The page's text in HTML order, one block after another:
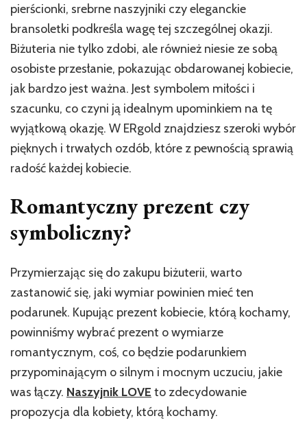
pierścionki, srebrne naszyjniki czy eleganckie
bransoletki podkreśla wagę tej szczególnej okazji.
Biżuteria nie tylko zdobi, ale również niesie ze sobą
osobiste przesłanie, pokazując obdarowanej kobiecie,
jak bardzo jest ważna. Jest symbolem miłości i
szacunku, co czyni ją idealnym upominkiem na tę
wyjątkową okazję. W ERgold znajdziesz szeroki wybór
pięknych i trwałych ozdób, które z pewnością sprawią
radość każdej kobiecie.
Romantyczny prezent czy
symboliczny?
Przymierzając się do zakupu biżuterii, warto
zastanowić się, jaki wymiar powinien mieć ten
podarunek. Kupując prezent kobiecie, którą kochamy,
powinniśmy wybrać prezent o wymiarze
romantycznym, coś, co będzie podarunkiem
przypominającym o silnym i mocnym uczuciu, jakie
was łączy. Naszyjnik LOVE to zdecydowanie
propozycja dla kobiety, którą kochamy.